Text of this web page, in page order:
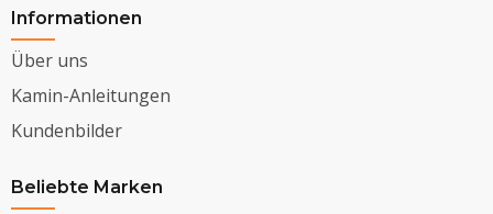
Informationen
Über uns
Kamin-Anleitungen
Kundenbilder
Beliebte Marken